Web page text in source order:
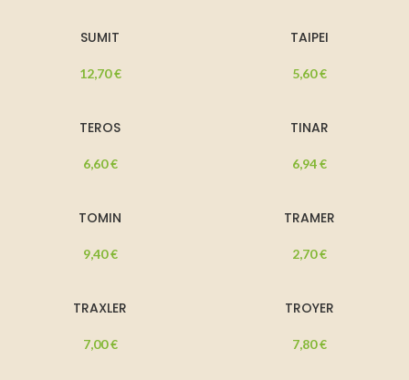
SUMIT
12,70€
TAIPEI
5,60€
TEROS
6,60€
TINAR
6,94€
TOMIN
9,40€
TRAMER
2,70€
TRAXLER
7,00€
TROYER
7,80€